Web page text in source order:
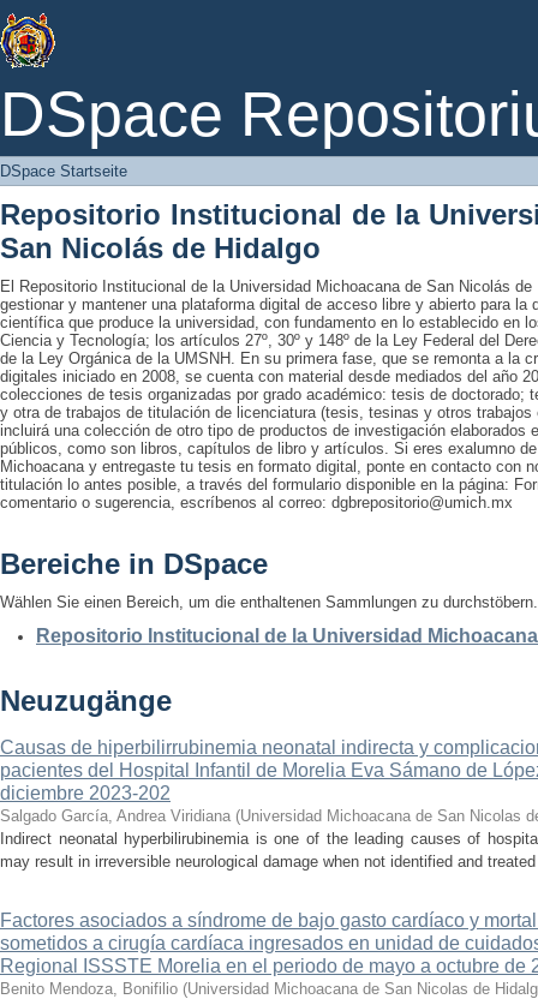
DSpace
DSpace Startseite
DSpace Startseite
Repositorio Institucional de la
San Nicolás de Hidalgo
El Repositorio Institucional de la Universidad Michoacana de San Nicolás
gestionar y mantener una plataforma digital de acceso libre y abierto para la
científica que produce la universidad, con fundamento en lo establecido en
Ciencia y Tecnología; los artículos 27º, 30º y 148º de la Ley Federal del
de la Ley Orgánica de la UMSNH. En su primera fase, que se remonta a la
digitales iniciado en 2008, se cuenta con material desde mediados del año
colecciones de tesis organizadas por grado académico: tesis de doctorado;
y otra de trabajos de titulación de licenciatura (tesis, tesinas y otros
incluirá una colección de otro tipo de productos de investigación elaborados
públicos, como son libros, capítulos de libro y artículos. Si eres exalumno
Michoacana y entregaste tu tesis en formato digital, ponte en contacto con
titulación lo antes posible, a través del formulario disponible en la página:
comentario o sugerencia, escríbenos al correo: dgbrepositorio@umich.mx
Bereiche in DSpace
Wählen Sie einen Bereich, um die enthaltenen Sammlungen zu durchstöbern.
Repositorio Institucional de la Universidad
Neuzugänge
Causas de hiperbilirrubinemia neonatal indirecta y
pacientes del Hospital Infantil de Morelia Eva Sámano de
diciembre 2023-202
Salgado García, Andrea Viridiana (Universidad Michoacana de San Nicolas
Indirect neonatal hyperbilirubinemia is one of the leading causes of
may result in irreversible neurological damage when not identified and
Factores asociados a síndrome de bajo gasto cardíaco y
sometidos a cirugía cardíaca ingresados en unidad de
Regional ISSSTE Morelia en el periodo de mayo a octubre de
Benito Mendoza, Bonifilio (Universidad Michoacana de San Nicolas de